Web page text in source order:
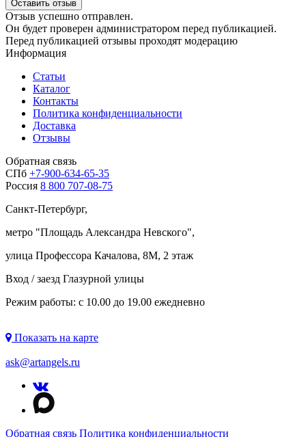
Оставить отзыв
Отзыв успешно отправлен.
Он будет проверен администратором перед публикацией.
Перед публикацией отзывы проходят модерацию
Информация
Статьи
Каталог
Контакты
Политика конфиденциальности
Доставка
Отзывы
Обратная связь
СПб +7-900-634-65-35
Россия 8 800 707-08-75
Санкт-Петербург,
метро "Площадь Александра Невского",
улица Профессора Качалова, 8М, 2 этаж
Вход / заезд Глазурной улицы
Режим работы: с 10.00 до 19.00 ежедневно
Показать на карте
ask@artangels.ru
Обратная связь Политика конфиденциальности